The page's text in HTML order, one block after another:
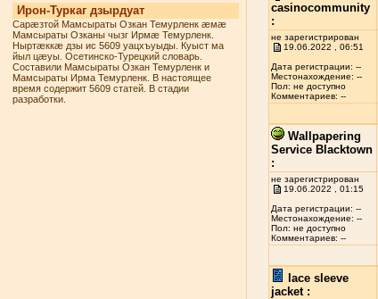
Ирон-Туркаг дзырдуат
Сарæзтой Мамсыраты Озкан Темурленк æмæ
Мамсыраты Озканы чызг Ирмæ Темурленк.
Ныртæккæ дзы ис 5609 уацхъуыды. Куыст ма
йыл цæуы. Осетинско-Турецкий словарь.
Составили Мамсыраты Озкан Темурленк и
Мамсыраты Ирма Темурленк. В настоящее
время содержит 5609 статей. В стадии
разработки.
casinocommunity
:
не зарегистрирован
19.06.2022 , 06:51
Дата регистрации: --
Местонахождение: --
Пол: не доступно
Комментариев: --
Wallpapering
Service Blacktown
:
не зарегистрирован
19.06.2022 , 01:15
Дата регистрации: --
Местонахождение: --
Пол: не доступно
Комментариев: --
lace sleeve
jacket :